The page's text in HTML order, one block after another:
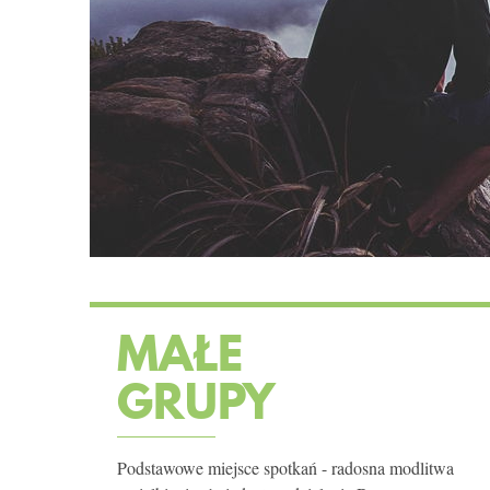
MAŁE
GRUPY
Podstawowe miejsce spotkań - radosna modlitwa